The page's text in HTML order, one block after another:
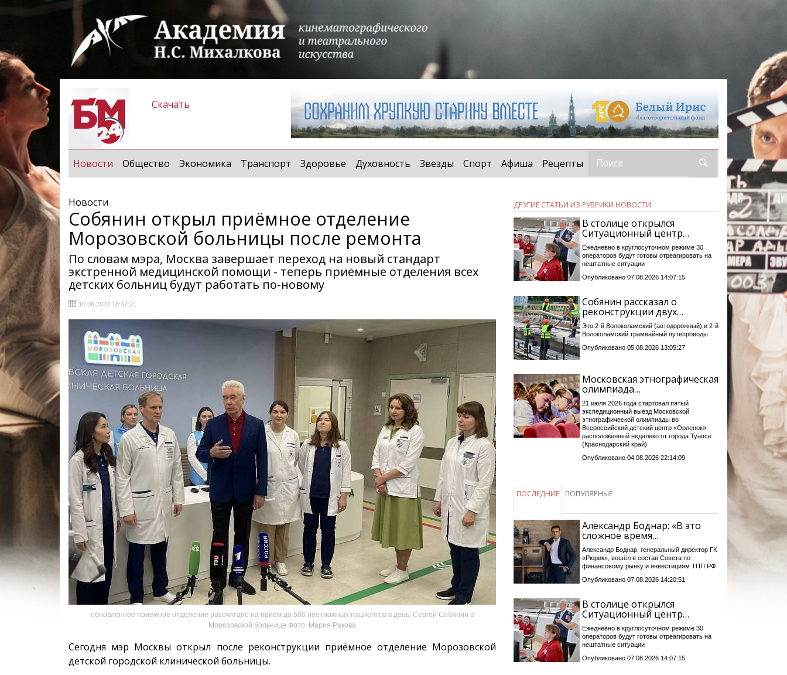
Скачать
Новости (current)
Общество Экономика Транспорт Здоровье Духовность Звезды Спорт Афиша Рецепты
Новости
Собянин открыл приёмное отделение
Морозовской больницы после ремонта
По словам мэра, Москва завершает переход на новый стандарт
экстренной медицинской помощи - теперь приёмные отделения всех
детских больниц будут работать по-новому
10.06.2024 18:47:21
обновлённое приемное отделение рассчитано на приём до 500 неотложных пациентов в день. Сергей Собянин в
Морозовской больнице Фото: Мария Ракова
Сегодня мэр Москвы открыл после реконструкции приёмное отделение Морозовской
детской городской клинической больницы.
ДРУГИЕ СТАТЬИ ИЗ РУБРИКИ НОВОСТИ
В столице открылся
Ситуационный центр…
Ежедневно в круглосуточном режиме 30
операторов будут готовы отреагировать на
нештатные ситуации
Опубликовано 07.08.2026 14:07:15
Собянин рассказал о
реконструкции двух…
Это 2-й Волоколамский (автодорожный) и 2-й
Волоколамский трамвайный путепроводы
Опубликовано 05.08.2026 13:05:27
Московская этнографическая
олимпиада…
21 июля 2026 года стартовал пятый
экспедиционный выезд Московской
этнографической олимпиады во
Всероссийский детский центр «Орленок»,
расположенный недалеко от города Туапсе
(Краснодарский край)
Опубликовано 04.08.2026 22:14:09
ПОСЛЕДНИЕ ПОПУЛЯРНЫЕ
Александр Боднар: «В это
сложное время…
Александр Боднар, генеральный директор ГК
«Рюрик», вошёл в состав Совета по
финансовому рынку и инвестициям ТПП РФ
Опубликовано 07.08.2026 14:20:51
В столице открылся
Ситуационный центр…
Ежедневно в круглосуточном режиме 30
операторов будут готовы отреагировать на
нештатные ситуации
Опубликовано 07.08.2026 14:07:15